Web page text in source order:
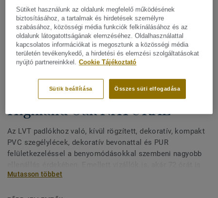
Minden dizájn megtekitése. (200)
All Accessories|Befejező munkák|Szegélylécek
Kívül rögzített, dekoratív
szegélylécek LVT padlókhoz -
Highland Oak NATURAL
Az LVT padlókhoz való, kívül rögzített, dekoratív, kompakt
PVC szegélylécek, dekoratív bevonattal és PUR
felületkezeléssel a benyomódásokkal szembeni nagyobb
vízben tölthetnek bármilyen sérülés nélkül. 2-féle (60 mm
Mutasson többet
Sütiket használunk az oldalunk megfelelő működésének
biztosításához, a tartalmak és hirdetések személyre
szabásához, közösségi média funkciók felkínálásához és az
oldalunk látogatottságának elemzéséhez. Oldalhasználattal
kapcsolatos információkat is megosztunk a közösségi média
területén tevékenykedő, a hirdetési és elemzési szolgáltatásokat
nyújtó partnereinkkel. Cookie Tájékoztató
Összes süti elfogadása
Sütik beállítása